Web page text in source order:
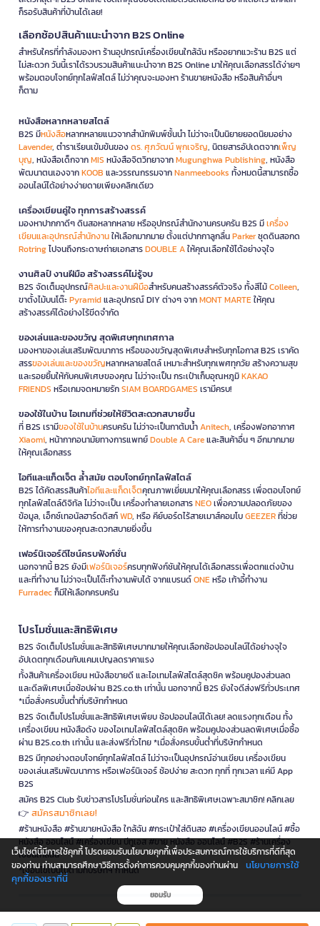
ก็รอรับสินค้าที่บ้านได้เลย!
เลือกช้อปสินค้าแนะนำจาก B2S Online
สำหรับใครที่กำลังมองหา ร้านอุปกรณ์เครื่องเขียนใกล้ฉัน หรืออยากแวะร้าน B2S แต่
ไม่สะดวก วันนี้เราได้รวบรวมสินค้าแนะนำจาก B2S Online มาให้คุณเลือกสรรได้ง่ายๆ
พร้อมตอบโจทย์ทุกไลฟ์สไตล์ ไม่ว่าคุณจะมองหา ร้านขายหนังสือ หรือสินค้าอื่นๆ
ก็ตาม
หนังสือหลากหลายสไตล์
B2S มีหนังสือหลากหลายแนวจากสำนักพิมพ์ชั้นนำ ไม่ว่าจะเป็นนิยายยอดนิยมอย่าง
Lavender, ตำราเรียนเข้มข้นของดร. ศุภวัฒน์ พุกเจริญ, นิตยสารอัปเดตจากเพ็ญ
บุญ, หนังสือเด็กจากMIS หนังสือจิตวิทยาจากMugunghwa Publishing, หนังสือ
พัฒนาตนเองจากKOOB และวรรณกรรมจากNanmeebooks ทั้งหมดนี้สามารถซื้อ
ออนไลน์ได้อย่างง่ายดายเพียงคลิกเดียว
เครื่องเขียนคู่ใจ ทุกการสร้างสรรค์
มองหาปากกาดีๆ ดินสอหลากหลาย หรืออุปกรณ์สำนักงานครบครัน B2S มีเครื่อง
เขียนและอุปกรณ์สำนักงานให้เลือกมากมาย ตั้งแต่ปากกาลูกลื่นParkerชุดดินสอกด
Rotringไปจนถึงกระดาษถ่ายเอกสารDOUBLE Aให้คุณเลือกใช้ได้อย่างจุใจ
งานศิลป์ งานฝีมือ สร้างสรรค์ไม่รู้จบ
B2S จัดเต็มอุปกรณ์ศิลปะและงานฝีมือสำหรับคนสร้างสรรค์ตัวจริง ทั้งสีไม้Colleen,
ขาตั้งไม้บนโต๊ะPyramidและอุปกรณ์ DIY ต่างๆ จากMONT MARTEให้คุณ
สร้างสรรค์ได้อย่างไร้ขีดจำกัด
ของเล่นและของขวัญ สุดพิเศษทุกเทศกาล
มองหาของเล่นเสริมพัฒนาการ หรือของขวัญสุดพิเศษสำหรับทุกโอกาส B2S เราคัด
สรรของเล่นและของขวัญหลากหลายสไตล์ เหมาะสำหรับทุกเพศทุกวัย สร้างความสุข
และรอยยิ้มให้กับคนพิเศษของคุณ ไม่ว่าจะเป็น กระเป๋าเก็บอุณหภูมิKAKAO
FRIENDS หรือเกมจดหมายรักSIAM BOARDGAMES เรามีครบ!
ของใช้ในบ้าน ไอเทมที่ช่วยให้ชีวิตสะดวกสบายขึ้น
ที่ B2S เรามีของใช้ในบ้านครบครัน ไม่ว่าจะเป็นกาต้มน้ำAnitech, เครื่องฟอกอากาศ
Xiaomi, หน้ากากอนามัยทางการแพทย์Double A Careและสินค้าอื่น ๆ อีกมากมาย
ให้คุณเลือกสรร
ไอทีและแก็ดเจ็ต ล้ำสมัย ตอบโจทย์ทุกไลฟ์สไตล์
B2S ได้คัดสรรสินค้าไอทีและแก็ดเจ็ตคุณภาพเยี่ยมมาให้คุณเลือกสรร เพื่อตอบโจทย์
ทุกไลฟ์สไตล์ดิจิทัล ไม่ว่าจะเป็น เครื่องทำลายเอกสารNEOเพื่อความปลอดภัยของ
ข้อมูล, เอ็กซ์เทอนัลฮาร์ดดิสก์WD, หรือ คีย์บอร์ดไร้สายเมาส์คอมโบGEEZERที่ช่วย
ให้การทำงานของคุณสะดวกสบายยิ่งขึ้น
เฟอร์นิเจอร์ดีไซน์ครบฟังก์ชั่น
นอกจากนี้ B2S ยังมีเฟอร์นิเจอร์ครบทุกฟังก์ชันให้คุณได้เลือกสรรเพื่อตกแต่งบ้าน
และที่ทำงาน ไม่ว่าจะเป็นโต๊ะทำงานพับได้ จากแบรนด์ONEหรือ เก้าอี้ทำงาน
Furradecก็มีให้เลือกครบครัน
โปรโมชั่นและสิทธิพิเศษ
B2S จัดเต็มโปรโมชั่นและสิทธิพิเศษมากมายให้คุณเลือกช้อปออนไลน์ได้อย่างจุใจ
อัปเดตทุกเดือนกับแคมเปญลดราคาแรง
ทั้งสินค้าเครื่องเขียน หนังสือขายดี และไอเทมไลฟ์สไตล์สุดชิค พร้อมคูปองส่วนลด
และดีลพิเศษเมื่อช้อปผ่าน B2S.co.th เท่านั้น นอกจากนี้ B2S ยังใจดีส่งฟรีทั่วประเทศ
*เมื่อสั่งครบขั้นต่ำที่บริษัทกำหนด
B2S จัดเต็มโปรโมชั่นและสิทธิพิเศษเพียบ ช้อปออนไลน์ได้เลย! ลดแรงทุกเดือน ทั้ง
เครื่องเขียน หนังสือดัง ของไอเทมไลฟ์สไตล์สุดชิค พร้อมคูปองส่วนลดพิเศษเมื่อซื้อ
ผ่าน B2S.co.th เท่านั้น และส่งฟรีทั่วไทย *เมื่อสั่งครบขั้นต่ำที่บริษัทกำหนด
B2S มีทุกอย่างตอบโจทย์ทุกไลฟ์สไตล์ ไม่ว่าจะเป็นอุปกรณ์อ่านเขียน เครื่องเขียน
ของเล่นเสริมพัฒนาการ หรือเฟอร์นิเจอร์ ช้อปง่าย สะดวก ทุกที่ ทุกเวลา แค่มี App
B2S
สมัคร B2S Club รับข่าวสารโปรโมชั่นก่อนใคร และสิทธิพิเศษเฉพาะสมาชิก! คลิกเลย
👉 สมัครสมาชิกเลย!
#ร้านหนังสือ #ร้านขายหนังสือ ใกล้ฉัน #กระเป๋าใส่ดินสอ #เครื่องเขียนออนไลน์ #ซื้อ
หนังสือ ออนไลน์ #เครื่องเขียน บีทูเอส #ขาย หนังสือ ออนไลน์ #B2S #ร้านเครื่อง
เขียนใกล้ฉัน
*เงื่อนไขเป็นไปตามที่บริษัทฯ กำหนด
is a company operating under
เว็บไซต์นี้มีการใช้คุกกี้ โปรดยอมรับนโยบายคุกกี้เพื่อประสบการณ์การใช้บริการที่ดีที่สุด
ของท่าน ท่านสามารถศึกษาวิธีการตั้งค่าการควบคุมคุกกี้ของท่านผ่าน
นโยบายการใช้
คุกกี้ของเราที่นี่
ยอมรับ